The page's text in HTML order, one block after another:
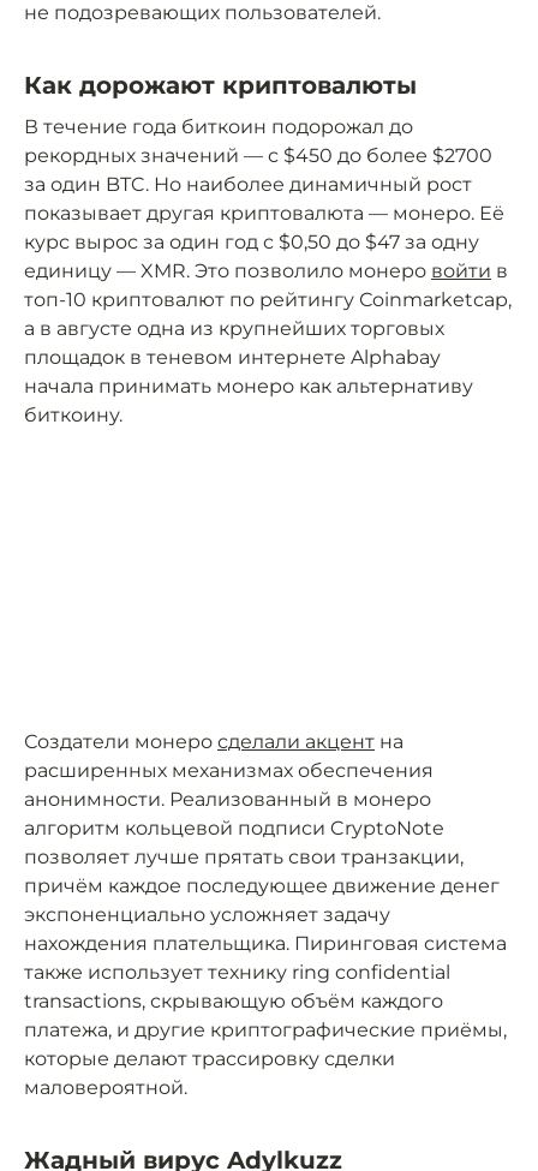
не подозревающих пользователей.
Как дорожают криптовалюты
В течение года биткоин подорожал до
рекордных значений — с $450 до более $2700
за один BTC. Но наиболее динамичный рост
показывает другая криптовалюта — монеро. Её
курс вырос за один год с $0,50 до $47 за одну
единицу — XMR. Это позволило монеро войти в
топ-10 криптовалют по рейтингу Сoinmarketcap,
а в августе одна из крупнейших торговых
площадок в теневом интернете Alphabay
начала принимать монеро как альтернативу
биткоину.
Создатели монеро сделали акцент на
расширенных механизмах обеспечения
анонимности. Реализованный в монеро
алгоритм кольцевой подписи CryptoNote
позволяет лучше прятать свои транзакции,
причём каждое последующее движение денег
экспоненциально усложняет задачу
нахождения плательщика. Пиринговая система
также использует технику ring confidential
transactions, скрывающую объём каждого
платежа, и другие криптографические приёмы,
которые делают трассировку сделки
маловероятной.
Жадный вирус Adylkuzz